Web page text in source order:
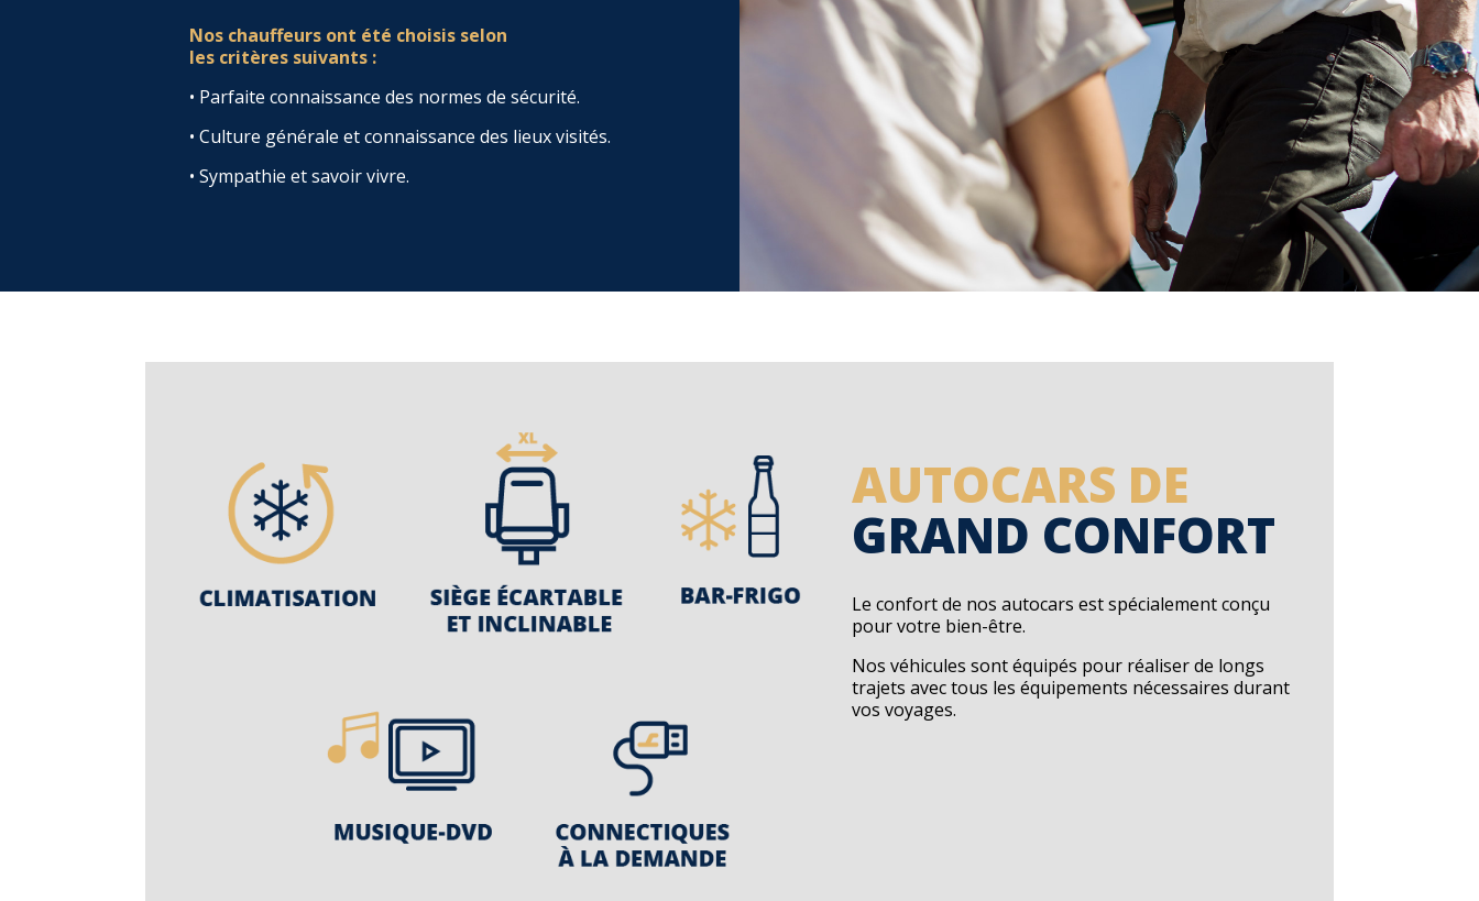
Nos chauffeurs ont été choisis selon
les critères suivants :
• Parfaite connaissance des normes de sécurité.
• Culture générale et connaissance des lieux visités.
• Sympathie et savoir vivre.
AUTOCARS DE
GRAND CONFORT
Le confort de nos autocars est spécialement conçu
pour votre bien-être.
Nos véhicules sont équipés pour réaliser de longs
trajets avec tous les équipements nécessaires durant
vos voyages.